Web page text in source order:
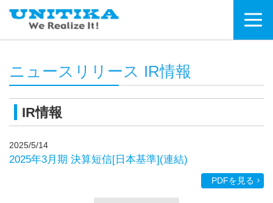
ニュースリリース IR情報
IR情報
2025/5/14
2025年3月期 決算短信[日本基準](連結)
PDFを見る